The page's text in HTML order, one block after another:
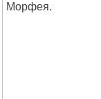
Морфея.